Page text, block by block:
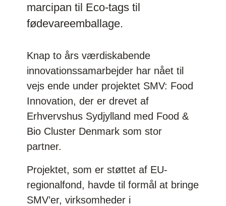
marcipan til Eco-tags til
fødevareemballage.
Knap to års værdiskabende
innovationssamarbejder har nået til
vejs ende under projektet SMV: Food
Innovation, der er drevet af
Erhvervshus Sydjylland med Food &
Bio Cluster Denmark som stor
partner.
Projektet, som er støttet af EU-
regionalfond, havde til formål at bringe
SMV’er, virksomheder i